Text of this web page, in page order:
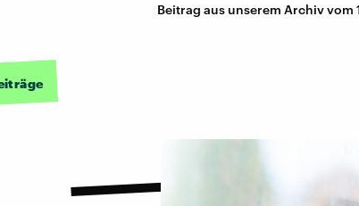
Beitrag aus unserem Archiv vom